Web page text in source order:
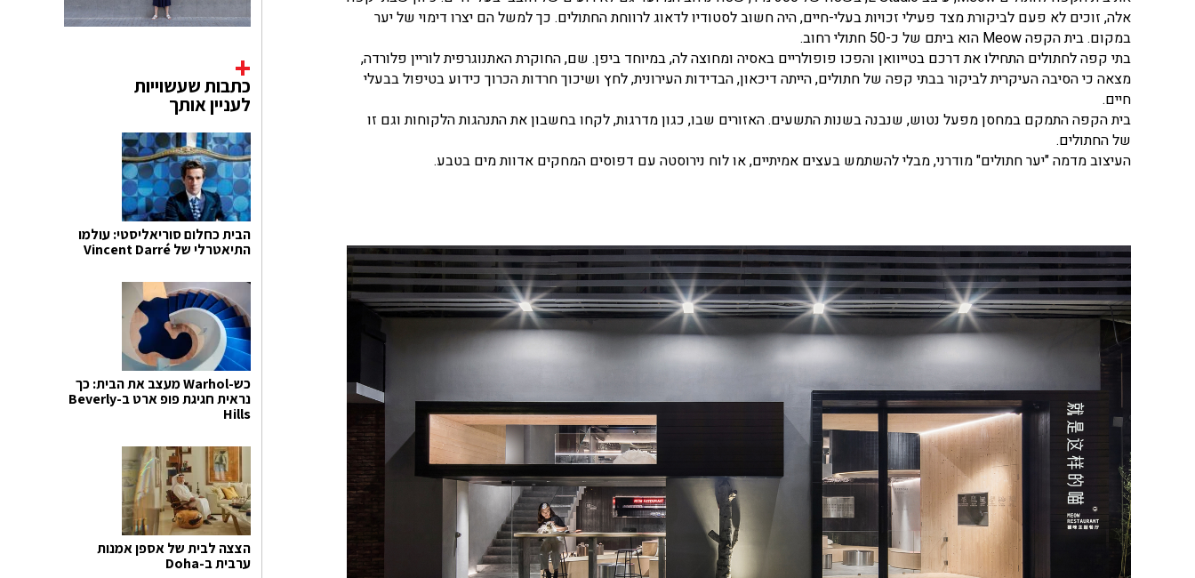
אלה, זוכים לא פעם לביקורת מצד פעילי זכויות בעלי-חיים, היה חשוב לסטודיו לדאוג לרווחת החתולים. כך למשל הם יצרו דימוי של יער
במקום. בית הקפה Meow הוא ביתם של כ-50 חתולי רחוב.
בתי קפה לחתולים התחילו את דרכם בטייוואן והפכו פופולריים באסיה ומחוצה לה, במיוחד ביפן. שם, החוקרת האתנוגרפית לוריין פלורדה,
מצאה כי הסיבה העיקרית לביקור בבתי קפה של חתולים, הייתה דיכאון, הבדידות העירונית, לחץ ושיכוך חרדות הכרוך כידוע בטיפול בבעלי
חיים.
בית הקפה התמקם במחסן מפעל נטוש, שנבנה בשנות התשעים. האזורים שבו, כגון מדרגות, לקחו בחשבון את התנהגות הלקוחות וגם זו
של החתולים.
העיצוב מדמה "יער חתולים" מודרני, מבלי להשתמש בעצים אמיתיים, או לוח נירוסטה עם דפוסים המחקים אדוות מים בטבע.
כתבות שעשוייות
לעניין אותך
הבית כחלום סוריאליסטי: עולמו
התיאטרלי של Vincent Darré
כש-Warhol מעצב את הבית: כך
נראית חגיגת פופ ארט ב-Beverly
Hills
הצצה לבית של אספן אמנות
ערבית ב-Doha